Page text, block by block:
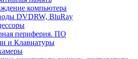
компьютера
DVDRW, BluRay
периферия. ПО
и Клавиатуры